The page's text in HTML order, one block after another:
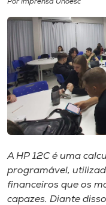
Diplomados
Cultura
CPA
Biblioteca
Editora
Rádio
Por Imprensa Unoesc
A HP 12C é uma
programável,
financeiros que os
capazes. Diante